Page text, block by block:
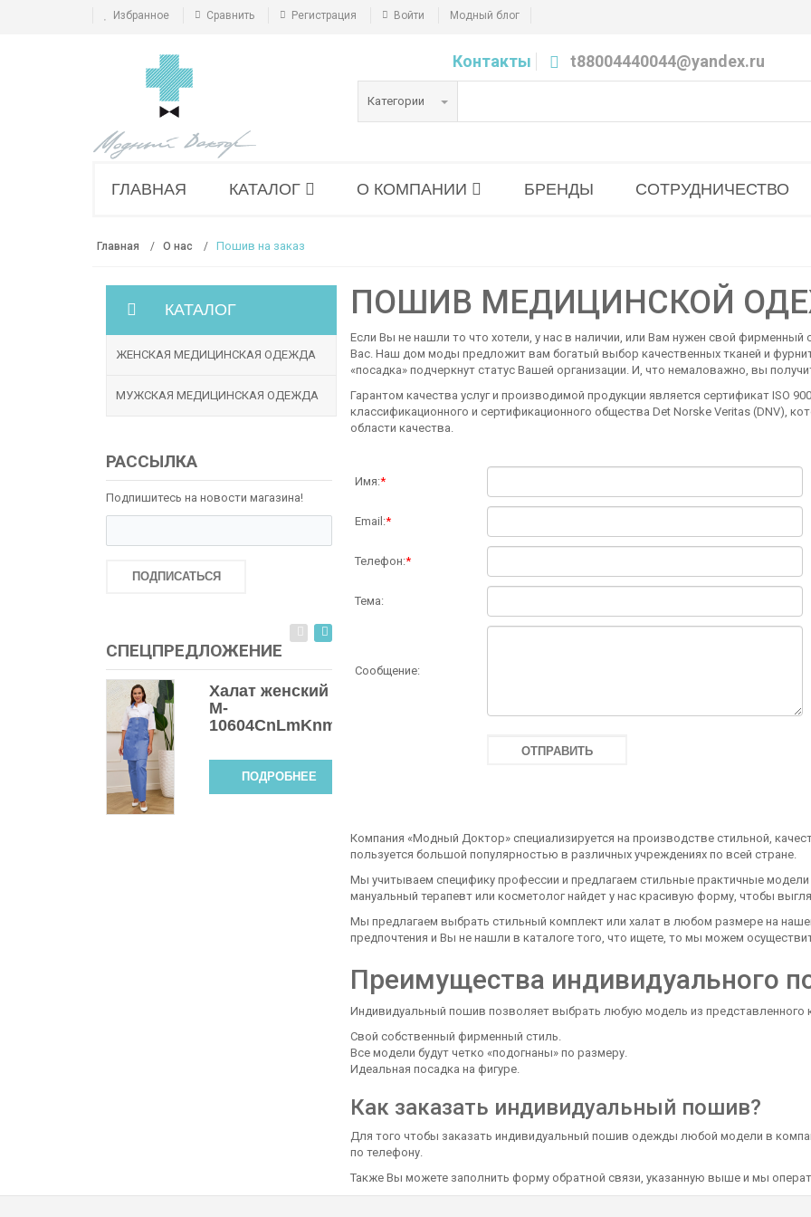
Избранное Сравнить Регистрация Войти Модный блог
Контакты t88004440044@yandex.ru
Категории
ГЛАВНАЯ КАТАЛОГ О КОМПАНИИ БРЕНДЫ СОТРУДНИЧЕСТВО
Главная О нас Пошив на заказ
КАТАЛОГ
ЖЕНСКАЯ МЕДИЦИНСКАЯ ОДЕЖДА
МУЖСКАЯ МЕДИЦИНСКАЯ ОДЕЖДА
РАССЫЛКА
Подпишитесь на новости магазина!
ПОДПИСАТЬСЯ
СПЕЦПРЕДЛОЖЕНИЕ
Халат женский
M-
10604СnLmKnmet
ПОДРОБНЕЕ
ПОШИВ МЕДИЦИНСКОЙ
Если Вы не нашли то что хотели, у нас в наличии, или Вам нужен свой
Вас. Наш дом моды предложит вам богатый выбор качественных тканей и
«посадка» подчеркнут статус Вашей организации. И, что немаловажно, вы
Гарантом качества услуг и производимой продукции является сертификат ISO
классификационного и сертификационного общества Det Norske Veritas (DNV),
области качества.
Имя:*
Email:*
Телефон:*
Тема:
Сообщение:
Компания «Модный Доктор» специализируется на производстве стильной,
пользуется большой популярностью в различных учреждениях по всей стране.
Мы учитываем специфику профессии и предлагаем стильные практичные
мануальный терапевт или косметолог найдет у нас красивую форму, чтобы
Мы предлагаем выбрать стильный комплект или халат в любом размере на
предпочтения и Вы не нашли в каталоге того, что ищете, то мы можем
Преимущества индивидуального
Индивидуальный пошив позволяет выбрать любую модель из представленного
Свой собственный фирменный стиль.
Все модели будут четко «подогнаны» по размеру.
Идеальная посадка на фигуре.
Как заказать индивидуальный пошив?
Для того чтобы заказать индивидуальный пошив одежды любой модели в
по телефону.
Также Вы можете заполнить форму обратной связи, указанную выше и мы